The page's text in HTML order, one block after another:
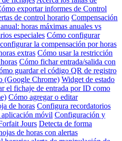
exportar informes de Control
de control horario Compensación
horas máximas anuales vs
especiales Cómo configurar
la compensación por horas
extras Cómo usar la restricción
Cómo fichar entrada/salida con
guardar el código QR de registro
(Google Chrome) Widget de estado
el fichaje de entrada por ID como
Cómo agregar o editar
de horas Configura recordatorios
aplicación móvil Configuración y
Jours Detecta de forma
de horas con alertas